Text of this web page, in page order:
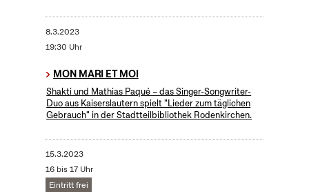
8.3.2023
19:30 Uhr
MON MARI ET MOI
Shakti und Mathias Paqué – das Singer-Songwriter-
Duo aus Kaiserslautern spielt "Lieder zum täglichen
Gebrauch" in der Stadtteilbibliothek Rodenkirchen.
15.3.2023
16 bis 17 Uhr
Eintritt frei